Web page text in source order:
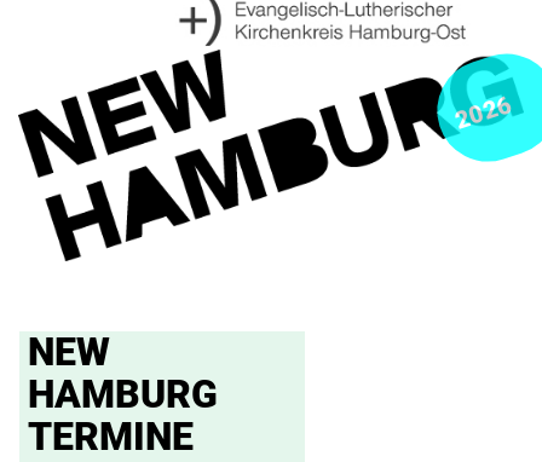
2026
NEW
HAMBURG
TERMINE